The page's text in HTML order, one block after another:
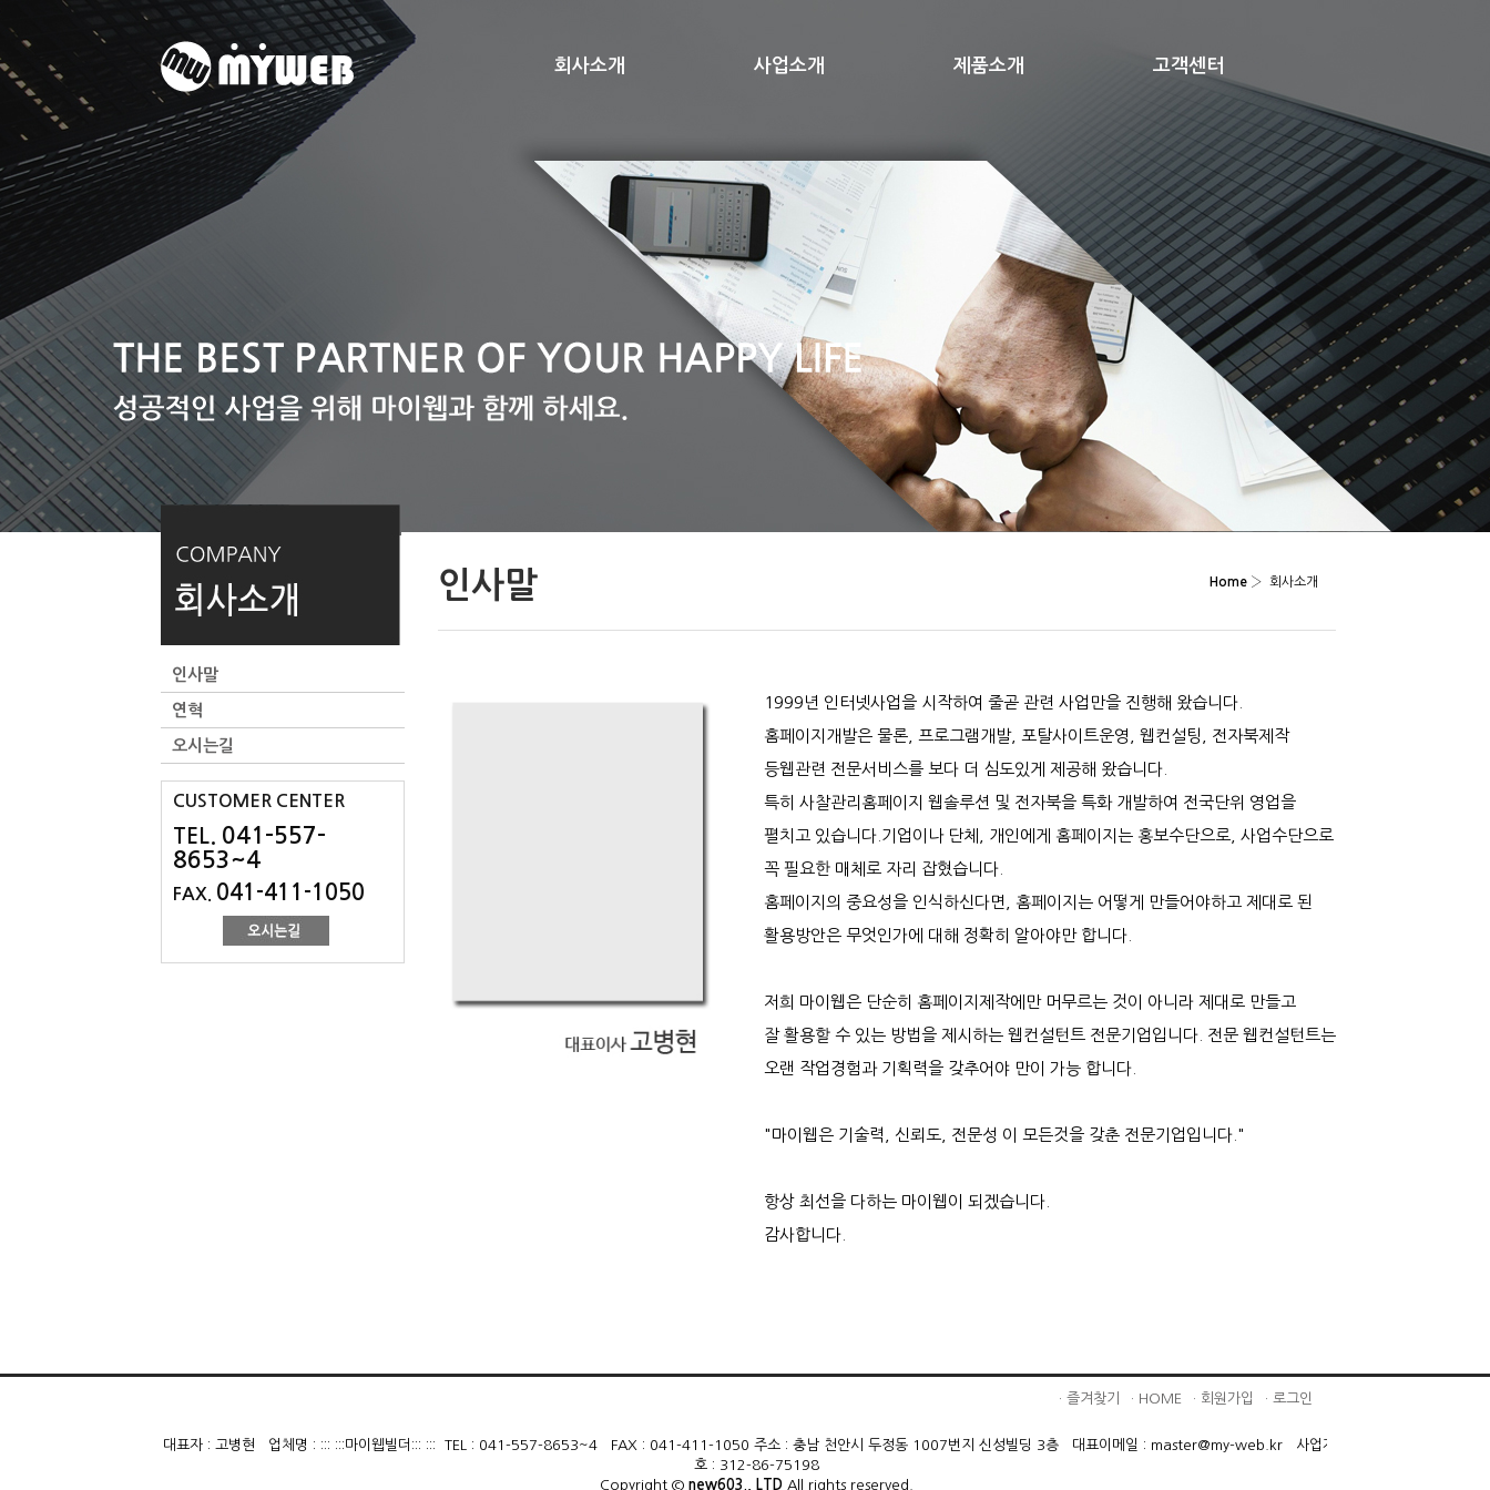
회사소개 사업소개 제품소개 고객센터
인사말
연혁
오시는길
CUSTOMER CENTER
TEL. 041-557-
8653~4
FAX. 041-411-1050
인사말 Home › 회사소개
1999년 인터넷사업을 시작하여 줄곧 관련 사업만을 진행해 왔습니다.
홈페이지개발은 물론, 프로그램개발, 포탈사이트운영, 웹컨설팅, 전자북제작
등웹관련 전문서비스를 보다 더 심도있게 제공해 왔습니다.
특히 사찰관리홈페이지 웹솔루션 및 전자북을 특화 개발하여 전국단위 영업을
펼치고 있습니다.기업이나 단체, 개인에게 홈페이지는 홍보수단으로, 사업수단으로
꼭 필요한 매체로 자리 잡혔습니다.
홈페이지의 중요성을 인식하신다면, 홈페이지는 어떻게 만들어야하고 제대로 된
활용방안은 무엇인가에 대해 정확히 알아야만 합니다.
저희 마이웹은 단순히 홈페이지제작에만 머무르는 것이 아니라 제대로 만들고
잘 활용할 수 있는 방법을 제시하는 웹컨설턴트 전문기업입니다. 전문 웹컨설턴트는
오랜 작업경험과 기획력을 갖추어야 만이 가능 합니다.
"마이웹은 기술력, 신뢰도, 전문성 이 모든것을 갖춘 전문기업입니다."
항상 최선을 다하는 마이웹이 되겠습니다.
감사합니다.
· 로그인
· 회원가입
· HOME
· 즐겨찾기
대표자 : 고병현 업체명 : ::: :::마이웹빌더::: ::: TEL : 041-557-8653~4 FAX : 041-411-1050 주소 : 충남 천안시 두정동 1007번지 신성빌딩 3층 대표이메일 : master@my-web.kr 사업자번
호 : 312-86-75198
Copyright © new603., LTDAll rights reserved.